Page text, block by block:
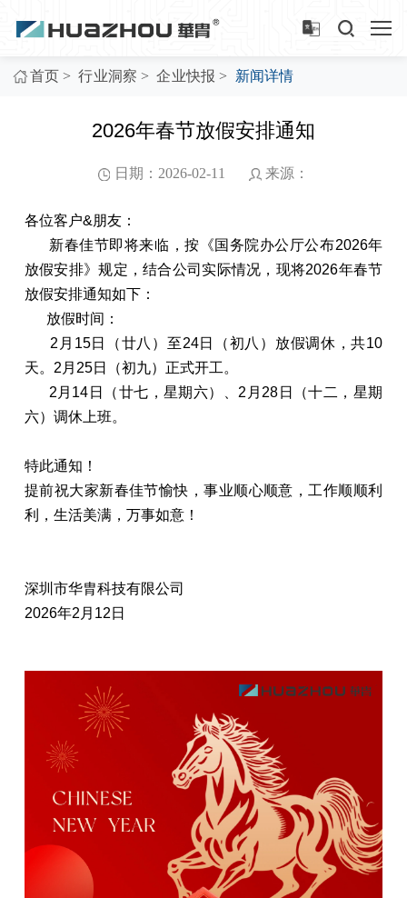
首页 > 行业洞察 > 企业快报 > 新闻详情
2026年春节放假安排通知
日期：2026-02-11 来源：
各位客户&朋友：
新春佳节即将来临，按《国务院办公厅公布2026年
放假安排》规定，结合公司实际情况，现将2026年春节
放假安排通知如下：
放假时间：
2月15日（廿八）至24日（初八）放假调休，共10
天。2月25日（初九）正式开工。
2月14日（廿七，星期六）、2月28日（十二，星期
六）调休上班。
特此通知！
提前祝大家新春佳节愉快，事业顺心顺意，工作顺顺利
利，生活美满，万事如意！
深圳市华胄科技有限公司
2026年2月12日